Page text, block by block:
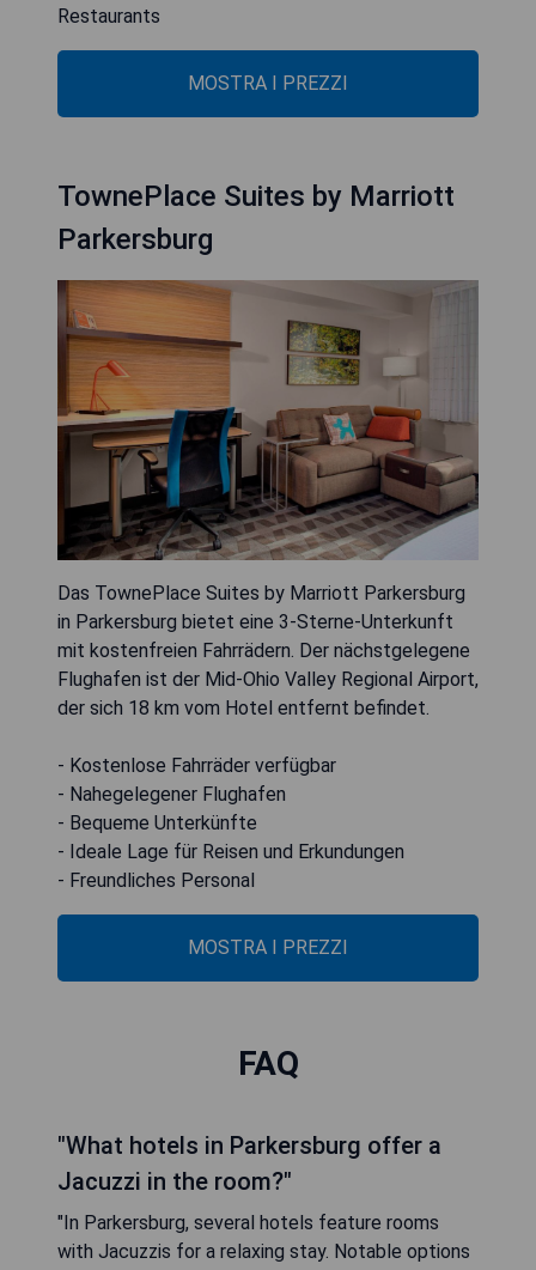
Restaurants
MOSTRA I PREZZI
TownePlace Suites by Marriott
Parkersburg
Das TownePlace Suites by Marriott Parkersburg
in Parkersburg bietet eine 3-Sterne-Unterkunft
mit kostenfreien Fahrrädern. Der nächstgelegene
Flughafen ist der Mid-Ohio Valley Regional Airport,
der sich 18 km vom Hotel entfernt befindet.
- Kostenlose Fahrräder verfügbar
- Nahegelegener Flughafen
- Bequeme Unterkünfte
- Ideale Lage für Reisen und Erkundungen
- Freundliches Personal
MOSTRA I PREZZI
FAQ
"What hotels in Parkersburg offer a
Jacuzzi in the room?"
"In Parkersburg, several hotels feature rooms
with Jacuzzis for a relaxing stay. Notable options